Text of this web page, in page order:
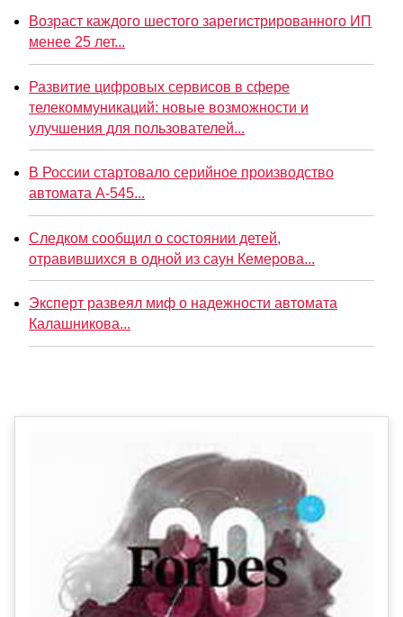
Возраст каждого шестого зарегистрированного ИП
менее 25 лет...
Развитие цифровых сервисов в сфере
телекоммуникаций: новые возможности и
улучшения для пользователей...
В России стартовало серийное производство
автомата А-545...
Следком сообщил о состоянии детей,
отравившихся в одной из саун Кемерова...
Эксперт развеял миф о надежности автомата
Калашникова...